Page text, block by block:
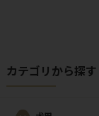
カテゴリから探す